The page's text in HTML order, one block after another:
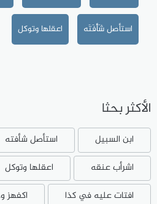
استأصل شَأْفَتَه اعقلها وتوكل
الأكثر بحثا
ابن السبيل استأصل شأفته
اشرأب عنقه
اعقلها وتوكل
افتات عليه في كذا
اكفهز